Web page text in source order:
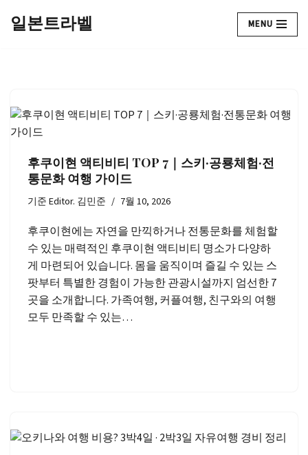
건
뛰
일본트라벨 MENU
후쿠이현 액티비티 TOP 7｜스키·공룡체험·전
통문화 여행 가이드
기준Editor. 김민준 7월 10, 2026
후쿠이현에는 자연을 만끽하거나 전통문화를 체험할
수 있는 매력적인 후쿠이현 액티비티 명소가 다양하
게 마련되어 있습니다. 몸을 움직이며 즐길 수 있는 스
팟부터 특별한 경험이 가능한 관광시설까지 엄선한 7
곳을 소개합니다. 가족여행, 커플여행, 친구와의 여행
모두 만족할 수 있는…